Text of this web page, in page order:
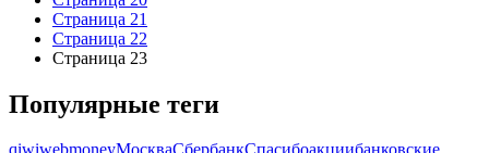
Страница 21
Страница 22
Страница 23
Популярные теги